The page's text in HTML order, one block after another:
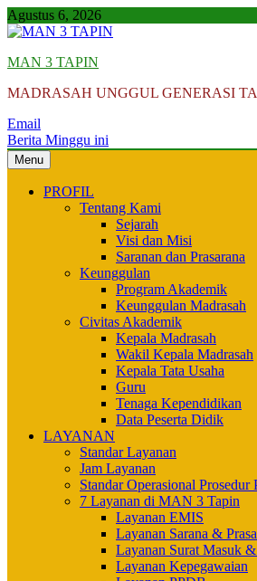
Skip
to
Agustus 6, 2026
MAN 3 TAPIN
MADRASAH UNGGUL GENERASI
Email
Berita Minggu ini
Menu
PROFIL
Tentang Kami
Sejarah
Visi dan Misi
Saranan dan Prasarana
Keunggulan
Program Akademik
Keunggulan Madrasah
Civitas Akademik
Kepala Madrasah
Wakil Kepala Madrasah
Kepala Tata Usaha
Guru
Tenaga Kependidikan
Data Peserta Didik
LAYANAN
Standar Layanan
Jam Layanan
Standar Operasional Prosedur
7 Layanan di MAN 3 Tapin
Layanan EMIS
Layanan Sarana &
Layanan Surat Masuk
Layanan Kepegawaian